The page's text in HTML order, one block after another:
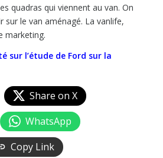
quadras qui viennent au van. On
sur le van aménagé. La vanlife,
marketing.
sur l’étude de Ford sur la
Share on X
WhatsApp
Copy Link